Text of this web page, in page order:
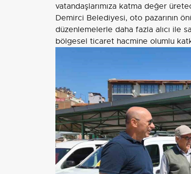
vatandaşlarımıza katma değer
Demirci Belediyesi, oto pazarının
düzenlemelerle daha fazla alıcı ile
bölgesel ticaret hacmine olumlu